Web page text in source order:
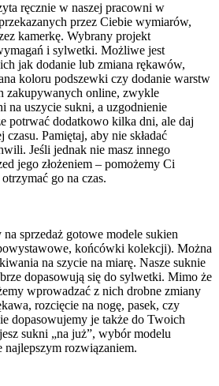
ręcznie w naszej pracowni w
przez Ciebie wymiarów,
kamerkę. Wybrany projekt
i sylwetki. Możliwe jest
jak dodanie lub zmiana rękawów,
koloru podszewki czy dodanie warstw
zakupywanych online, zwykle
na uszycie sukni, a uzgodnienie
potrwać dodatkowo kilka dni, ale daj
czasu. Pamiętaj, aby nie składać
Jeśli jednak nie masz innego
jego złożeniem – pomożemy Ci
go na czas.
sprzedaż gotowe modele sukien
końcówki kolekcji). Można
na szycie na miarę. Nasze suknie
dopasowują się do sylwetki. Mimo że
wprowadzać z nich drobne zmiany
rozcięcie na nogę, pasek, czy
dopasowujemy je także do Twoich
sukni „na już”, wybór modelu
najlepszym rozwiązaniem.